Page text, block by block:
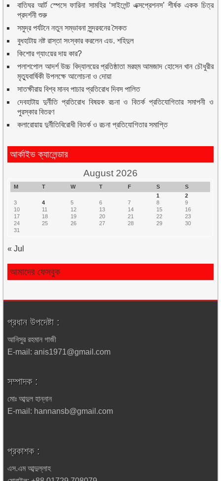
বাতিঘর আর্ট স্পেসে ফারিনা সামহির ‘সাইলেন্ট এক্সপ্রেশনস’ শীর্ষক একক চিত্র
প্রদর্শনী শুরু
সমুদ্র পর্যটনে নতুন সম্ভাবনা সুন্দরবনের সৈকত
বুধহাটায় নষ্ট রাস্তা সংস্কার করলেন এড. শহিদুল
কিশোর গ্যাংয়ের দায় কার?
পলাশপোল আদর্শ উচ্চ বিদ্যালয়ের প্রতিষ্ঠাতা মরহুম আমজাদ হোসেন খান চৌধুরীর
মৃত্যুবার্ষিকী উপলক্ষে আলোচনা ও দোয়া
সাতক্ষীরায় বিশ্ব মানব পাচার প্রতিরোধ দিবস পালিত
দেবহাটায় দুর্নীতি প্রতিরোধ বিষয়ক রচনা ও বিতর্ক প্রতিযোগিতার সমাপনী ও
পুরস্কার বিতরণ
কলারোয়ায় দুর্নীতিবিরোধী বিতর্ক ও রচনা প্রতিযোগিতার সমাপ্তি
আর্কাইভ ক্যালেন্ডার
August 2026
M T W T F S
S
1
2
3
4 5 6 7 8
9
10
11 12 13 14 15
16
17
18 19 20 21 22
23
24
25 26 27 28 29
30
31
« Jul
আমাদের ফেসবুক
প্রধান উপদেষ্টা :
আনিসুর রহমান গাজী
E-mail: anis1971@gmail.com
সম্পাদক :
মোঃ আব্দুল হান্নান
E-mail: hannansb@gmail.com
প্রকাশক :
এস.এম আব্দুল্লাহ